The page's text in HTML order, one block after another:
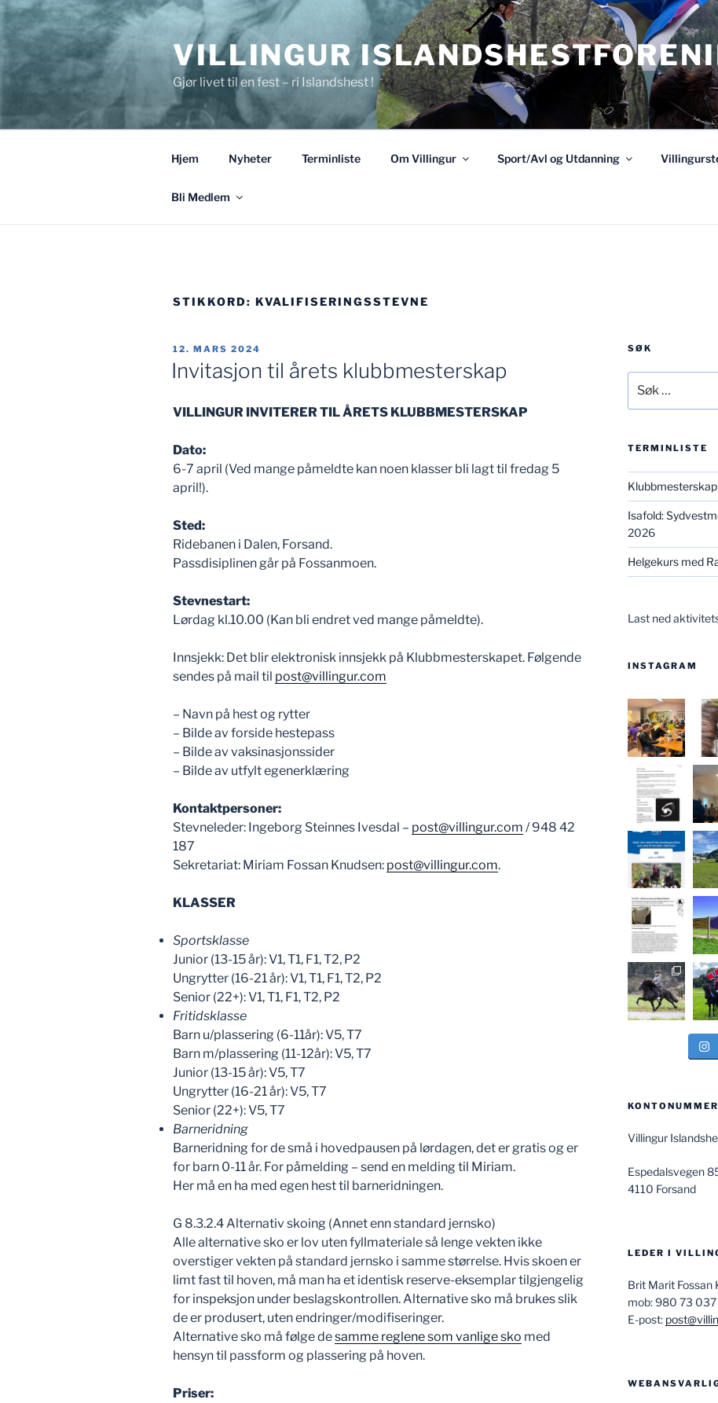
Gå
innhold
VILLINGUR
Gjør livet til en fest – ri Islandshest !
Hjem Nyheter Terminliste Om Villingur Sport/Avl og Utdanning
Bli Medlem
STIKKORD: KVALIFISERINGSSTEVNE
PUBLISERT
12. MARS 2024
Invitasjon til årets klubbmesterskap
VILLINGUR INVITERER TIL ÅRETS KLUBBMESTERSKAP
Dato:
6-7 april (Ved mange påmeldte kan noen klasser bli lagt til fredag 5
april!).
Sted:
Ridebanen i Dalen, Forsand.
Passdisiplinen går på Fossanmoen.
Stevnestart:
Lørdag kl.10.00 (Kan bli endret ved mange påmeldte).
Innsjekk: Det blir elektronisk innsjekk på Klubbmesterskapet. Følgende
sendes på mail til post@villingur.com
– Navn på hest og rytter
– Bilde av forside hestepass
– Bilde av vaksinasjonssider
– Bilde av utfylt egenerklæring
Kontaktpersoner:
Stevneleder: Ingeborg Steinnes Ivesdal – post@villingur.com / 948 42
187
Sekretariat: Miriam Fossan Knudsen: post@villingur.com.
KLASSER
Sportsklasse
Junior (13-15 år): V1, T1, F1, T2, P2
Ungrytter (16-21 år): V1, T1, F1, T2, P2
Senior (22+): V1, T1, F1, T2, P2
Fritidsklasse
Barn u/plassering (6-11år): V5, T7
Barn m/plassering (11-12år): V5, T7
Junior (13-15 år): V5, T7
Ungrytter (16-21 år): V5, T7
Senior (22+): V5, T7
Barneridning
Barneridning for de små i hovedpausen på lørdagen, det er gratis og er
for barn 0-11 år. For påmelding – send en melding til Miriam.
Her må en ha med egen hest til barneridningen.
G 8.3.2.4 Alternativ skoing (Annet enn standard jernsko)
Alle alternative sko er lov uten fyllmateriale så lenge vekten ikke
overstiger vekten på standard jernsko i samme størrelse. Hvis skoen er
limt fast til hoven, må man ha et identisk reserve-eksemplar tilgjengelig
for inspeksjon under beslagskontrollen. Alternative sko må brukes slik
de er produsert, uten endringer/modifiseringer.
Alternative sko må følge desamme reglene som vanlige sko med
hensyn til passform og plassering på hoven.
Priser:
SØK
etter:
TERMINLISTE
Klubbmesterskap
Isafold:
2026
Helgekurs med
Last ned
INSTAGRAM
Villingur
Espedalsvegen
4110 Forsand
LEDER I
Brit Marit Fossan
mob: 980 73 037
E-post: